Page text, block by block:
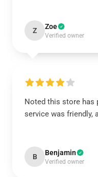
Z Zoe
Verified owner
Noted this store has
service was friendly,
B Benjamin
Verified owner